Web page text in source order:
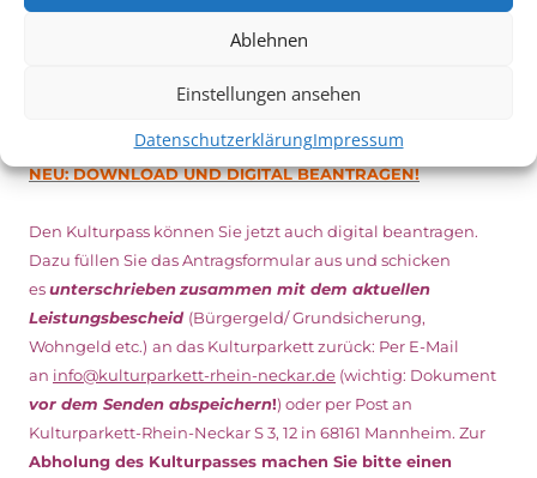
Ablehnen
Einstellungen ansehen
DatenschutzerklärungImpressum
NEU: DOWNLOAD UND DIGITAL BEANTRAGEN!
Den Kulturpass können Sie jetzt auch digital beantragen.
Dazu füllen Sie das Antragsformular aus und schicken
esunterschriebenzusammen mit dem aktuellen
Leistungsbescheid (Bürgergeld/ Grundsicherung,
Wohngeld etc.) an das Kulturparkett zurück: Per E-Mail
an info@kulturparkett-rhein-neckar.de (wichtig: Dokument
vor dem Senden abspeichern!) oder per Post an
Kulturparkett-Rhein-Neckar S 3, 12 in 68161 Mannheim. Zur
Abholung des Kulturpasses machen Sie bitte einen